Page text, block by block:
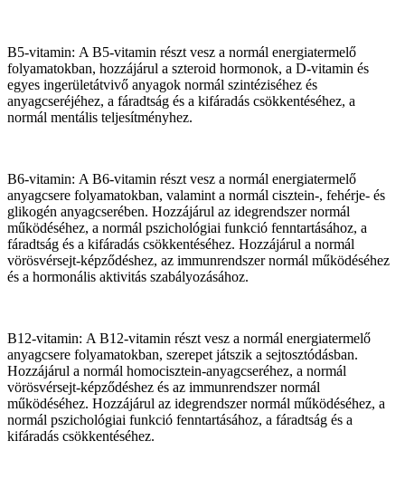
B5-vitamin: A B5-vitamin részt vesz a normál energiatermelő
folyamatokban, hozzájárul a szteroid hormonok, a D-vitamin és
egyes ingerületátvivő anyagok normál szintéziséhez és
anyagcseréjéhez, a fáradtság és a kifáradás csökkentéséhez, a
normál mentális teljesítményhez.
B6-vitamin: A B6-vitamin részt vesz a normál energiatermelő
anyagcsere folyamatokban, valamint a normál cisztein-, fehérje- és
glikogén anyagcserében. Hozzájárul az idegrendszer normál
működéséhez, a normál pszichológiai funkció fenntartásához, a
fáradtság és a kifáradás csökkentéséhez. Hozzájárul a normál
vörösvérsejt-képződéshez, az immunrendszer normál működéséhez
és a hormonális aktivitás szabályozásához.
B12-vitamin: A B12-vitamin részt vesz a normál energiatermelő
anyagcsere folyamatokban, szerepet játszik a sejtosztódásban.
Hozzájárul a normál homocisztein-anyagcseréhez, a normál
vörösvérsejt-képződéshez és az immunrendszer normál
működéséhez. Hozzájárul az idegrendszer normál működéséhez, a
normál pszichológiai funkció fenntartásához, a fáradtság és a
kifáradás csökkentéséhez.